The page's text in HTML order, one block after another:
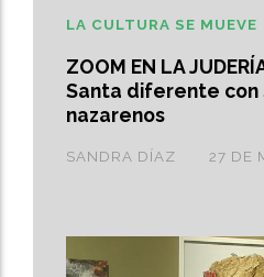
ZOOM EN LA
Santa diferente con
nazarenos
SANDRA DÍAZ
LA CULTURA SE MUEVE
27 DE